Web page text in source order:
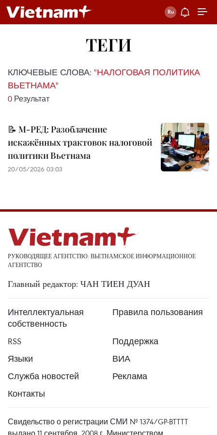
ТЕГИ
КЛЮЧЕВЫЕ СЛОВА: "НАЛОГОВАЯ ПОЛИТИКА
ВЬЕТНАМА"
0 Результат
📝 М-РЕД: Разоблачение
искажённых трактовок налоговой
политики Вьетнама
20/05/2026 03:03
РУКОВОДЯЩЕЕ АГЕНТСТВО: ВЬЕТНАМСКОЕ ИНФОРМАЦИОННОЕ
АГЕНТСТВО
Главный редактор: ЧАН ТИЕН ДУАН
Интеллектуальная
собственность
Правила пользования
RSS
Поддержка
Языки
ВИА
Служба новостей
Реклама
Контакты
Свидельство о регистрации СМИ № 1374/GP-BTTTT
выдано 11 сентября, 2008 г. Министерством